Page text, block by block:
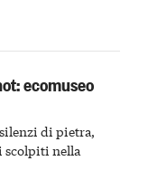
ecomuseo
di pietra,
scolpiti nella